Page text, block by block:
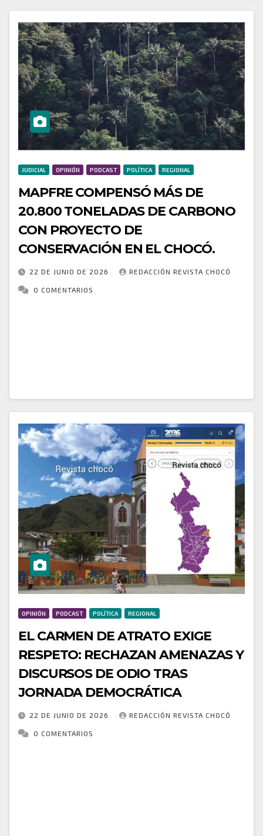
JUDICIAL OPINIÓN PODCAST POLÍTICA REGIONAL
MAPFRE COMPENSÓ MÁS DE
20.800 TONELADAS DE CARBONO
CON PROYECTO DE
CONSERVACIÓN EN EL CHOCÓ.
22 DE JUNIO DE 2026 REDACCIÓN REVISTA CHOCÓ
0 COMENTARIOS
OPINIÓN PODCAST POLÍTICA REGIONAL
EL CARMEN DE ATRATO EXIGE
RESPETO: RECHAZAN AMENAZAS Y
DISCURSOS DE ODIO TRAS
JORNADA DEMOCRÁTICA
22 DE JUNIO DE 2026 REDACCIÓN REVISTA CHOCÓ
0 COMENTARIOS